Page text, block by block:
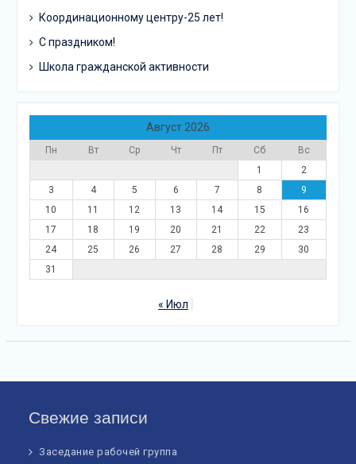
Координационному центру-25 лет!
С праздником!
Школа гражданской активности
Август 2026
Пн Вт Ср Чт Пт Сб
Вс
1
2
3
4 5 6 7 8
9
10
11 12 13 14 15
16
17
18 19 20 21 22
23
24
25 26 27 28 29
30
31
« Июл
Свежие записи
Заседание рабочей группа